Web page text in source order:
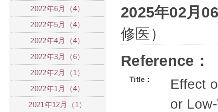
2025年02月
修医）
Reference：
Title：
Effect
or
2022年6月（4）
2022年5月（4）
2022年4月（4）
2022年3月（6）
2022年2月（1）
2022年1月（4）
2021年12月（1）